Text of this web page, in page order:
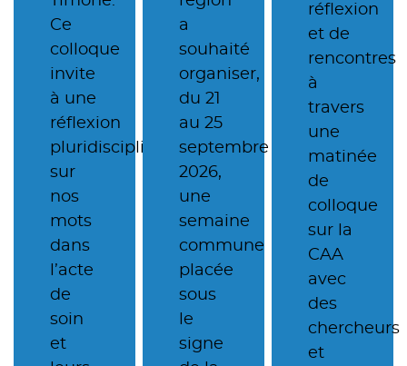
Ce
colloque
invite
à une
réflexion
pluridisciplinaire
sur
nos
mots
dans
l’acte
de
soin
et
a
souhaité
organiser,
du 21
au 25
septembre
2026,
une
semaine
commune
placée
sous
le
signe
réflexion
et de
rencontres
à
travers
une
matinée
de
colloque
sur la
CAA
avec
des
chercheurs
et